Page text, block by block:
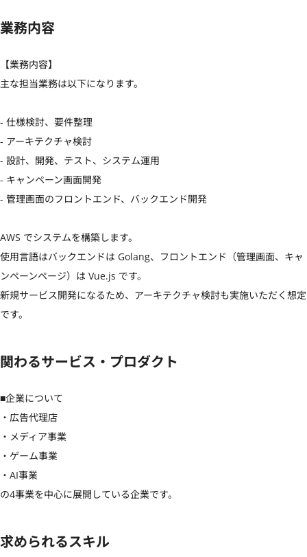
業務内容
【業務内容】
主な担当業務は以下になります。
- 仕様検討、要件整理
- アーキテクチャ検討
- 設計、開発、テスト、システム運用
- キャンペーン画面開発
- 管理画面のフロントエンド、バックエンド開発
AWS でシステムを構築します。
使用言語はバックエンドは Golang、フロントエンド（管理画面、キャ
ンペーンページ）は Vue.js です。
新規サービス開発になるため、アーキテクチャ検討も実施いただく想定
です。
関わるサービス・プロダクト
■企業について
・広告代理店
・メディア事業
・ゲーム事業
・AI事業
の4事業を中心に展開している企業です。
求められるスキル